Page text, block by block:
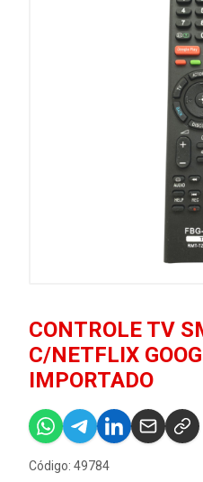
CONTROLE TV
C/NETFLIX
IMPORTADO
Código: 49784